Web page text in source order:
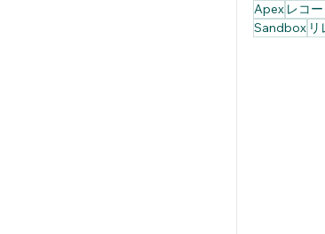
Apex レコ
Sandbox